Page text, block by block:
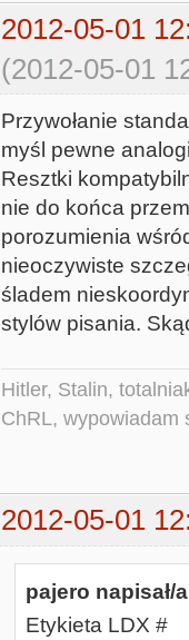
2012-05-01
(2012-05-01
Przywołanie
myśl pewne
Resztki
nie do końca
porozumienia
nieoczywiste
śladem
stylów pisania.
Hitler, Stalin,
ChRL, wypowiadam
2012-05-01
pajero napisał/
Etykieta LDX #